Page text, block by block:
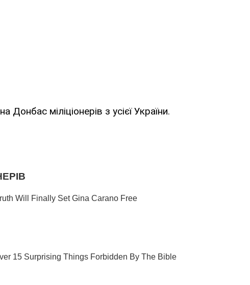
на Донбас міліціонерів з усієї України.